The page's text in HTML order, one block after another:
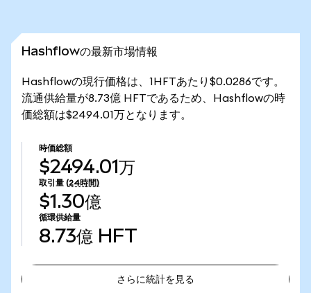
Hashflowの最新市場情報
Hashflowの現行価格は、1HFTあたり$0.0286です。
流通供給量が8.73億 HFTであるため、Hashflowの時
価総額は$2494.01万となります。
時価総額
$2494.01万
取引量 (24時間)
$1.30億
循環供給量
8.73億 HFT
さらに統計を見る